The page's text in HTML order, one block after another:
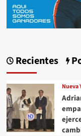
Recientes
Nueva